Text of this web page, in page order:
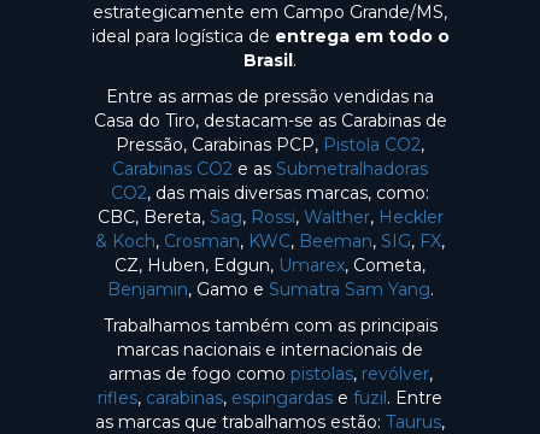
estrategicamente em Campo Grande/MS,
ideal para logística de entrega em todo o
Brasil.
Entre as armas de pressão vendidas na
Casa do Tiro, destacam-se as Carabinas de
Pressão, Carabinas PCP, Pistola CO2,
Carabinas CO2 e as Submetralhadoras
CO2, das mais diversas marcas, como:
CBC, Bereta, Sag, Rossi, Walther, Heckler
& Koch, Crosman, KWC, Beeman, SIG, FX,
CZ, Huben, Edgun, Umarex, Cometa,
Benjamin, Gamo e Sumatra Sam Yang.
Trabalhamos também com as principais
marcas nacionais e internacionais de
armas de fogo como pistolas, revólver,
rifles, carabinas, espingardas e fuzil. Entre
as marcas que trabalhamos estão: Taurus,